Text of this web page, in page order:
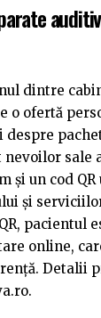
dintre
o ofertă
nevoilor sale
și un cod
și
pacientul
online,
Detalii